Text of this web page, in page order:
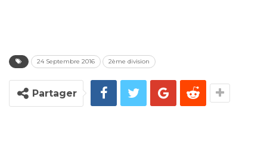
24 Septembre 2016 2ème division
Partager